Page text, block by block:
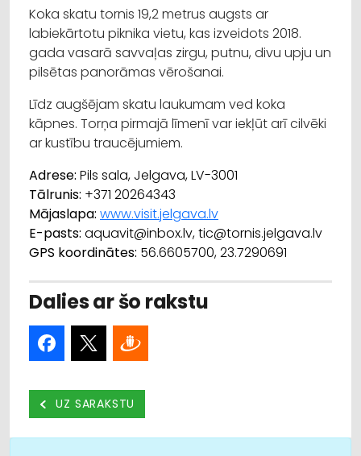
Koka skatu tornis 19,2 metrus augsts ar
labiekārtotu piknika vietu, kas izveidots 2018.
gada vasarā savvaļas zirgu, putnu, divu upju un
pilsētas panorāmas vērošanai.
Līdz augšējam skatu laukumam ved koka
kāpnes. Torņa pirmajā līmenī var iekļūt arī cilvēki
ar kustību traucējumiem.
Adrese: Pils sala, Jelgava, LV-3001
Tālrunis: +371 20264343
Mājaslapa: www.visit.jelgava.lv
E-pasts: aquavit@inbox.lv,tic@tornis.jelgava.lv
GPS koordinātes: 56.6605700, 23.7290691
Dalies ar šo rakstu
UZ SARAKSTU